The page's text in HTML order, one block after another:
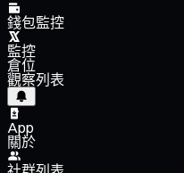
錢包監控
監控
倉位
觀察列表
App
關於